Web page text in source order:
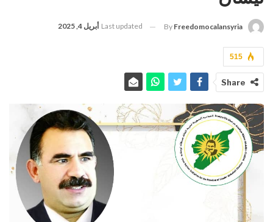
By Freedomocalansyria
Last updated أبريل 4, 2025
515
Share